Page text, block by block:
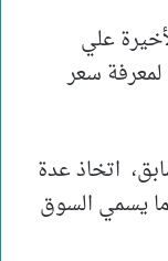
علي
لمعرفة سعر
اتخاذ عدة
يسمي السوق